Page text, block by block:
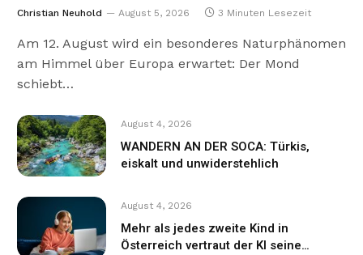
Christian Neuhold August 5, 2026 3 Minuten Lesezeit
Am 12. August wird ein besonderes Naturphänomen
am Himmel über Europa erwartet: Der Mond
schiebt…
August 4, 2026
WANDERN AN DER SOCA: Türkis,
eiskalt und unwiderstehlich
August 4, 2026
Mehr als jedes zweite Kind in
Österreich vertraut der KI seine